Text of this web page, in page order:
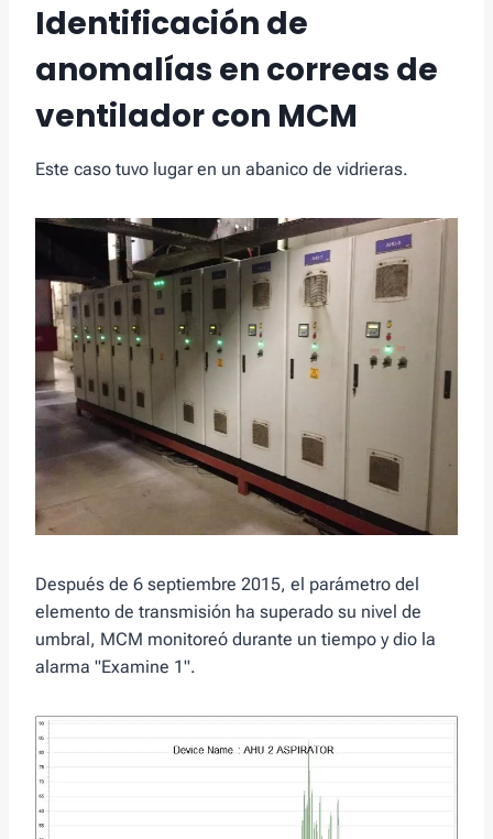
Identificación de
anomalías en correas de
ventilador con MCM
Este caso tuvo lugar en un abanico de vidrieras.
Después de 6 septiembre 2015, el parámetro del
elemento de transmisión ha superado su nivel de
umbral, MCM monitoreó durante un tiempo y dio la
alarma "Examine 1".